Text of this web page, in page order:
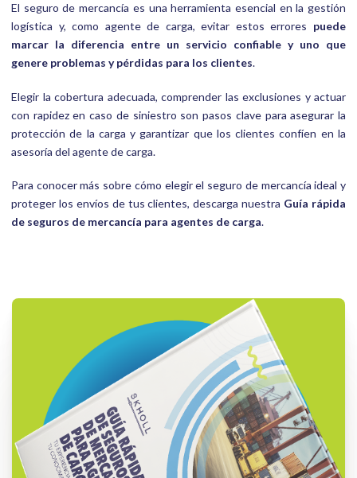
El seguro de mercancía es una herramienta esencial en la gestión
logística y, como agente de carga, evitar estos errores puede
marcar la diferencia entre un servicio confiable y uno que
genere problemas y pérdidas para los clientes.
Elegir la cobertura adecuada, comprender las exclusiones y actuar
con rapidez en caso de siniestro son pasos clave para asegurar la
protección de la carga y garantizar que los clientes confíen en la
asesoría del agente de carga.
Para conocer más sobre cómo elegir el seguro de mercancía ideal y
proteger los envíos de tus clientes, descarga nuestra Guía rápida
de seguros de mercancía para agentes de carga.